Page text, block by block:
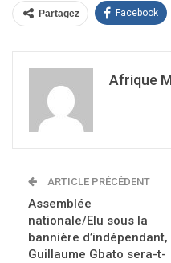
Partagez Facebook
Afrique
ARTICLE PRÉCÉDENT
Assemblée
nationale/Elu sous la
bannière d’indépendant,
Guillaume Gbato sera-t-